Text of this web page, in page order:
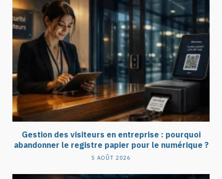
Gestion des visiteurs en entreprise : pourquoi
abandonner le registre papier pour le numérique ?
5 AOÛT 2026